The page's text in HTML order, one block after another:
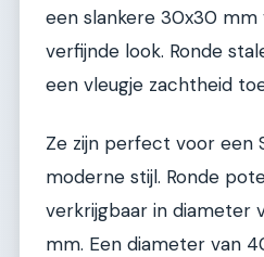
een slankere 30x30
verfijnde look. Ronde
een vleugje zachtheid
Ze zijn perfect voor een
moderne stijl. Ronde
verkrijgbaar in diameter
mm. Een diameter van